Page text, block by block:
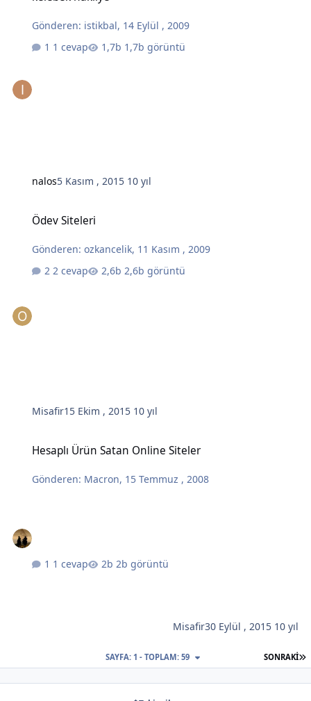
Gönderen: istikbal, 14 Eylül , 2009
1 cevap
1,7b görüntü
nalos5 Kasım , 2015 10 yıl
Ödev Siteleri
Gönderen:ozkancelik, 11 Kasım , 2009
2 cevap
2,6b görüntü
Misafir15 Ekim , 2015 10 yıl
Hesaplı Ürün Satan Online Siteler
Gönderen: Macron, 15 Temmuz , 2008
1 cevap 2b görüntü
Misafir30 Eylül , 2015 10 yıl
SONRAKI
SAYFA: 1 - TOPLAM: 59